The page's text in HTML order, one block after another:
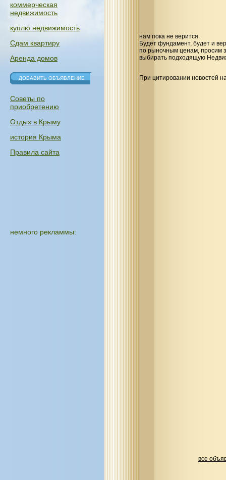
коммерческая
недвижимость
куплю недвижимость
Сдам квартиру
Аренда домов
ДОБАВИТЬ ОБЪЯВЛЕНИЕ
Советы по
приобретению
Отдых в Крыму
история Крыма
Правила сайта
немного рекламмы:
нам пока не верится.
Будет фундамент, будет и
по рыночным ценам, просим
выбирать подходящую
При цитировании новостей
все